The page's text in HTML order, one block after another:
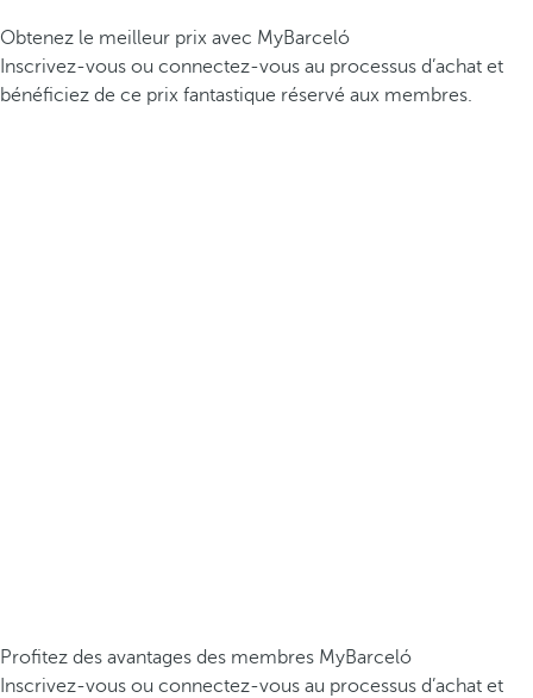
Obtenez le meilleur prix avec MyBarceló
Inscrivez-vous ou connectez-vous au processus d’achat et
bénéficiez de ce prix fantastique réservé aux membres.
Profitez des avantages des membres MyBarceló
Inscrivez-vous ou connectez-vous au processus d’achat et